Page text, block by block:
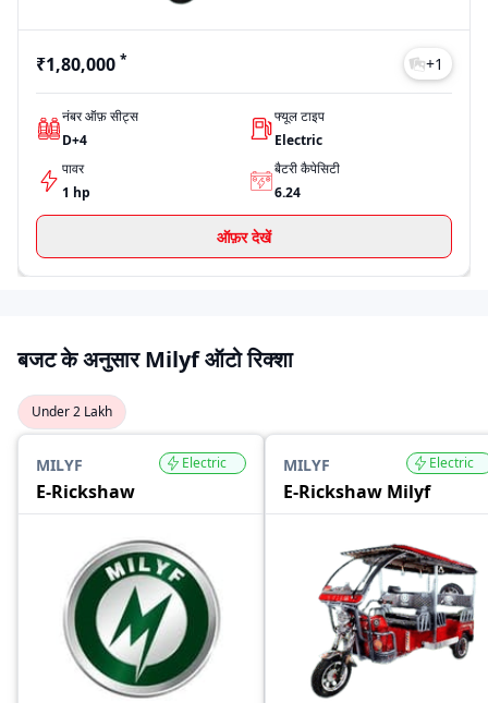
₹1,80,000 * +1
नंबर ऑफ़ सीट्स
D+4
फ्यूल टाइप
Electric
पावर
1 hp
बैटरी कैपेसिटी
6.24
ऑफ़र देखें
बजट के अनुसार Milyf ऑटो रिक्शा
Under 2 Lakh
MILYF
E-Rickshaw
Electric MILYF
E-Rickshaw Milyf
Electric